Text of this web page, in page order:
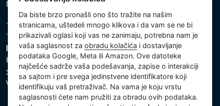
Politika kolačića
Intex Trading, s.r.o.
Hradecká 2526/3
130 00 Praha 3
Vinohrady - Česká republika
Da biste brzo pronašli ono što tražite na našim
stranicama, uštedeli mnogo klikova i da vam se ne bi
prikazivali oglasi koji vas ne zanimaju, potrebna nam je
vaša saglasnost zaobradu kolačića i dostavljanje
podataka Google, Meta ili Amazon. Ove datoteke
najčešće sadrže vaša podešavanja, zapise o interakciji
sa sajtom i pre svega jedinstvene identifikatore koji
identifikuju vaš pretraživač. Na vama je koju vrstu
saglasnosti ćete nam pružiti za obradu ovih podataka.